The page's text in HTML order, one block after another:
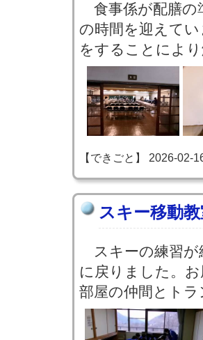
食事係が配膳の
の時間を迎えて
をすることによ
【できごと】 2026-02-
スキー移動
スキーの練習が
に戻りました。
部屋の仲間とト